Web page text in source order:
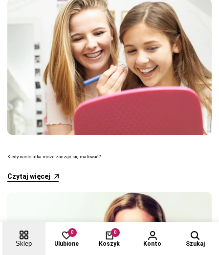
Kiedy nastolatka może zacząć się malować?
Czytaj więcej
Sklep
0
Ulubione
0
Koszyk Konto Szukaj